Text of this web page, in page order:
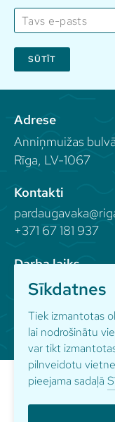
Sīkdatnes
Tiek izmantotas
lai nodrošinātu
var tikt
pilnveidotu
pieejama sadaļā
SŪTĪT
Adrese
Anniņmuižas
Rīga, LV-1067
Kontakti
+371 67 181 937
Darba laiks
Seko mums